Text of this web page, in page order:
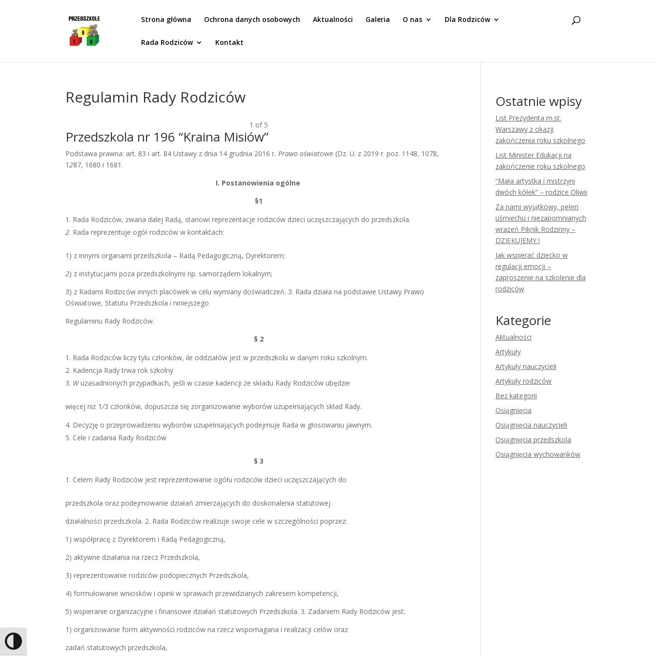
Toggle High Contrast
Strona główna Ochrona danych osobowych Aktualności Galeria O nas Dla Rodziców
Rada Rodziców Kontakt
Regulamin Rady Rodziców
1 of 5
Przedszkola nr 196 “Kraina Misiów”
Podstawa prawna: art. 83 i art. 84 Ustawy z dnia 14 grudnia 2016 r. Prawo oświatowe (Dz. U. z 2019 r. poz. 1148, 1078,
1287, 1680 i 1681.
I. Postanowienia ogólne
§1
Rada Rodziców, zwana dalej Radą, stanowi reprezentacje rodziców dzieci uczęszczających do przedszkola.
2. Rada reprezentuje ogół rodziców w kontaktach:
1) z innymi organami przedszkola – Radą Pedagogiczną, Dyrektorem;
2) z instytucjami poza przedszkolnymi np. samorządem lokalnym;
3) z Radami Rodziców innych placówek w celu wymiany doświadczeń. 3. Rada działa na podstawie Ustawy Prawo
Oświatowe, Statutu Przedszkola i niniejszego
Regulaminu Rady Rodziców.
§ 2
Rada Rodziców liczy tylu członków, ile oddziałów jest w przedszkolu w danym roku szkolnym.
Kadencja Rady trwa rok szkolny
Wuzasadnionych przypadkach, jeśli w czasie kadencji ze składu Rady Rodziców ubędzie
więcej niż 1/3 członków, dopuszcza się zorganizowanie wyborów uzupełniających skład Rady.
Decyzję o przeprowadzeniu wyborów uzupełniających podejmuje Rada w głosowaniu jawnym.
Cele i zadania Rady Rodziców
§ 3
Celem Rady Rodziców jest reprezentowanie ogółu rodziców dzieci uczęszczających do
przedszkola oraz podejmowanie działań zmierzających do doskonalenia statutowej
działalności przedszkola. 2. Rada Rodziców realizuje swoje cele w szczególności poprzez:
1) współpracę z Dyrektorem i Radą Pedagogiczną,
2) aktywne działania na rzecz Przedszkola,
3) reprezentowanie rodziców podopiecznych Przedszkola,
4) formułowanie wniosków i opinii w sprawach przewidzianych zakresem kompetencji,
5) wspieranie organizacyjne i finansowe działań statutowych Przedszkola. 3. Zadaniem Rady Rodziców jest:
1) organizowanie form aktywności rodziców na rzecz wspomagana i realizacji celów oraz
zadań statutowych przedszkola,
Ostatnie wpisy
List Prezydenta m.st.
Warszawy z okazji
zakończenia roku szkolnego
List Minister Edukacji na
zakończenie roku szkolnego
“Mała artystka i mistrzyni
dwóch kółek” – rodzice Oliwii
Za nami wyjątkowy, pełen
uśmiechu i niezapomnianych
wrażeń Piknik Rodzinny –
DZIĘKUJEMY !
Jak wspierać dziecko w
regulacji emocji –
zaproszenie na szkolenie dla
rodziców
Kategorie
Aktualności
Artykuły
Artykuły nauczycieli
Artykuły rodziców
Bez kategorii
Osiągnięcia
Osiągnięcia nauczycieli
Osiągnięcia przedszkola
Osiągnięcia wychowanków